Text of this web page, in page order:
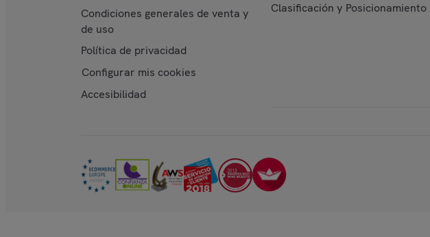
Condiciones generales de venta y
de uso
Política de privacidad
Configurar mis cookies
Accesibilidad
Clasificación y Posicionamiento